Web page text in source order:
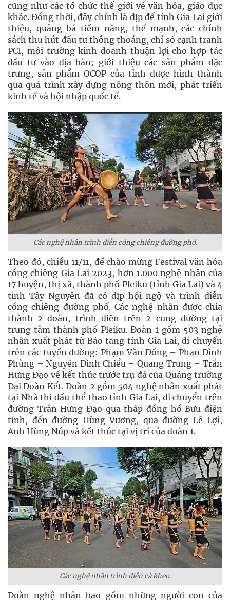
cũng như các tổ chức thế giới về văn hóa, giáo dục
khác. Đồng thời, đây chính là dịp để tỉnh Gia Lai giới
thiệu, quảng bá tiềm năng, thế mạnh, các chính
sách thu hút đầu tư thông thoáng, chỉ số cạnh tranh
PCI, môi trường kinh doanh thuận lợi cho hợp tác
đầu tư vào địa bàn; giới thiệu các sản phẩm đặc
trưng, sản phẩm OCOP của tỉnh được hình thành
qua quá trình xây dựng nông thôn mới, phát triển
kinh tế và hội nhập quốc tế.
Các nghệ nhân trình diễn cồng chiêng đường phố.
Theo đó, chiều 11/11, để chào mừng Festival văn hóa
cồng chiêng Gia Lai 2023, hơn 1.000 nghệ nhân của
17 huyện, thị xã, thành phố Pleiku (tỉnh Gia Lai) và 4
tỉnh Tây Nguyên đã có dịp hội ngộ và trình diễn
cồng chiêng đường phố. Các nghệ nhân được chia
thành 2 đoàn, trình diễn trễn 2 cung đường tại
trung tâm thành phố Pleiku. Đoàn 1 gồm 503 nghệ
nhân xuất phát từ Bảo tang tỉnh Gia Lai, di chuyển
trên các tuyến đường: Phạm Văn Đồng – Phan Đình
Phùng – Nguyễn Đình Chiểu – Quang Trung – Trần
Hưng Đạo về kết thúc trước trụ đá của Quảng trường
Đại Đoàn Kết. Đoàn 2 gồm 504 nghệ nhân xuất phát
tại Nhà thi đấu thể thao tỉnh Gia Lai, di chuyển trên
đường Trần Hưng Đạo qua tháp đồng hồ Bưu điện
tỉnh, đến đường Hùng Vương, qua đường Lê Lợi,
Anh Hùng Núp và kết thúc tại vị trí của đoàn 1.
Các nghệ nhân trình diễn cà kheo.
Đoàn nghệ nhân bao gồm những người con của